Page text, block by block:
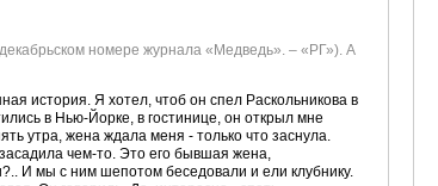
номере журнала «Медведь». – «РГ»). А
история. Я хотел, чтоб он спел Раскольникова в
в Нью-Йорке, в гостинице, он открыл мне
утра, жена ждала меня - только что заснула.
чем-то. Это его бывшая жена,
И мы с ним шепотом беседовали и ели клубнику.